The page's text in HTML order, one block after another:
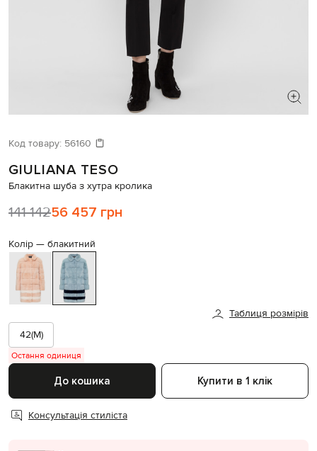
Давайте підберемо щось ще
Схожі товари
Код товару: 56160
GIULIANA TESO
Блакитна шуба з хутра кролика
141 14256 457 грн
Колір — блакитний
Таблиця розмірів
42(M)
Остання одиниця
До кошика Купити в 1 клік
Консультація стиліста